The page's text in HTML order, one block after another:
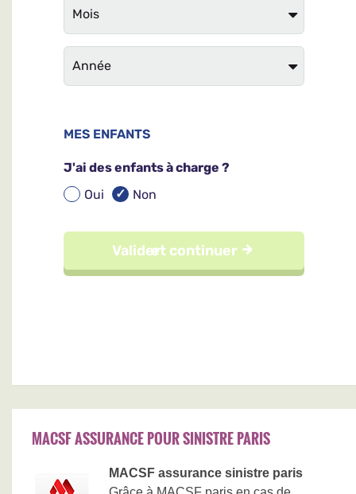
MACSF ASSURANCE POUR SINISTRE PARIS
MACSF assurance sinistre paris